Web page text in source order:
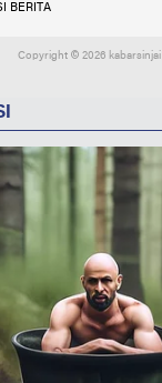
BERITA
Copyright © 2026 kabarsinjai